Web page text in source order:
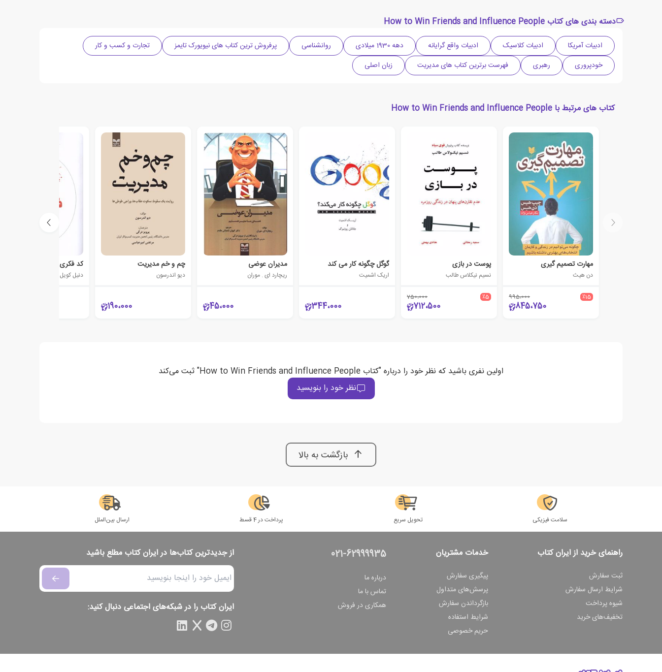
دسته بندی های کتاب How to Win Friends and Influence People
ادبیات آمریکا ادبیات کلاسیک ادبیات واقع گرایانه دهه 1930 میلادی روانشناسی پرفروش ترین کتاب های نیویورک تایمز
تجارت و کسب و کار
خودپروری
رهبری فهرست برترین کتاب های مدیریت زبان اصلی
کتاب های مرتبط با How to Win Friends and Influence People
مهارت تصمیم گیری
دن هیث
٪15 995،000
845،750
پوست در بازی
نسیم نیکلاس طالب
٪5 750،000
712،500
گوگل چگونه کار می کند
اریک اشمیت
344،000
مدیران عوضی
ریچارد ای . موران
45،000
چم و خم مدیریت
دیو اندرسون
190،000
کد فکری
دنیل کویل
اولین نفری باشید که نظر خود را درباره "کتاب How to Win Friends and Influence People" ثبت می‌کند
نظر خود را بنویسید
بازگشت به بالا
سلامت فیزیکی تحویل سریع پرداخت در 4 قسط ارسال بین‌الملل
راهنمای خرید از ایران کتاب
ثبت سفارش
شرایط ارسال سفارش
شیوه پرداخت
تخفیف‌های خرید
خدمات مشتریان
پیگیری سفارش
پرسش‌های متداول
بازگرداندن سفارش
شرایط استفاده
حریم خصوصی
021-62999935
درباره ما
تماس با ما
همکاری در فروش
از جدیدترین کتاب‌ها در ایران کتاب مطلع باشید
ایران کتاب را در شبکه‌های اجتماعی دنبال کنید: